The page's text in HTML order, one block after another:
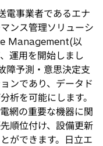
電事業者であるエナ
ンス管理ソリューシ
Management(以
運用を開始しまし
障予測・意思決定支
ンであり、データド
析を可能にします。
網の重要な機器に関
順位付け、設備更新
ができます。日立エ